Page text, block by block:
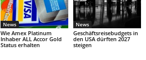
News
Wie Amex Platinum
Inhaber ALL Accor Gold
Status erhalten
News
Geschäftsreisebudgets in
den USA dürften 2027
steigen